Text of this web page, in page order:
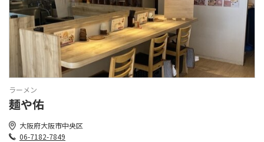
ラーメン
麺や佑
大阪府大阪市中央区
06-7182-7849